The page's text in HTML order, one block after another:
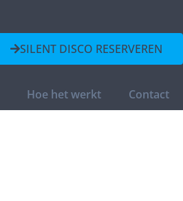
SILENT DISCO RESERVEREN
Hoe het werkt Contact